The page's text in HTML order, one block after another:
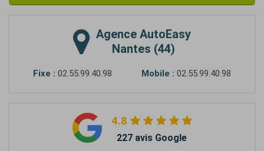
Agence AutoEasy
Nantes (44)
Fixe : 02.55.99.40.98 Mobile : 02.55.99.40.98
4.8
227 avis Google